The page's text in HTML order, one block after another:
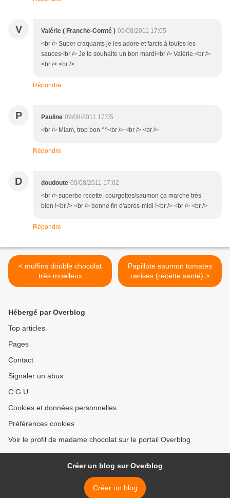
V Valérie ( Franche-Comté ) 09/08/2011 17:05
<br /> Super craquants je les adore et farcis à toutes les
sauces<br /> Je te souhaite un bon mardi<br /> Valérie.<br />
<br /> <br />
Répondre
P Pauline 09/08/2011 17:05
<br /> Miam, trop bon ^^<br /> <br /> <br />
Répondre
D doudoute 09/08/2011 17:02
<br /> superbe recette, courgettes/saumon ça marche très
bien !<br /> <br /> bonne fin d'après-midi !<br /> <br /> <br />
Répondre
< muffins double chocolat
très moelleux
Papillote saumon tomates
cerises (recette santé) >
Hébergé par Overblog
Top articles
Pages
Contact
Signaler un abus
C.G.U.
Cookies et données personnelles
Préférences cookies
Voir le profil de madame chocolat sur le portail Overblog
Créer un blog sur Overblog
Créer un blog